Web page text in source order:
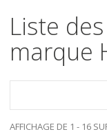
Liste
marque
AFFICHAGE DE 1 - 16